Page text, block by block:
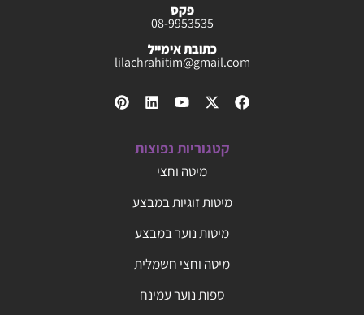
פקס
08-9953535
כתובת אימייל
lilachrahitim@gmail.com
קטגוריות נפוצות
מיטה וחצי
מיטות זוגיות במבצע
מיטות נוער במבצע
מיטה וחצי חשמלית
ספות נוער עמינח